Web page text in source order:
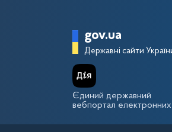
Головна
gov.ua
Державні сайти
Єдиний державний
вебпортал